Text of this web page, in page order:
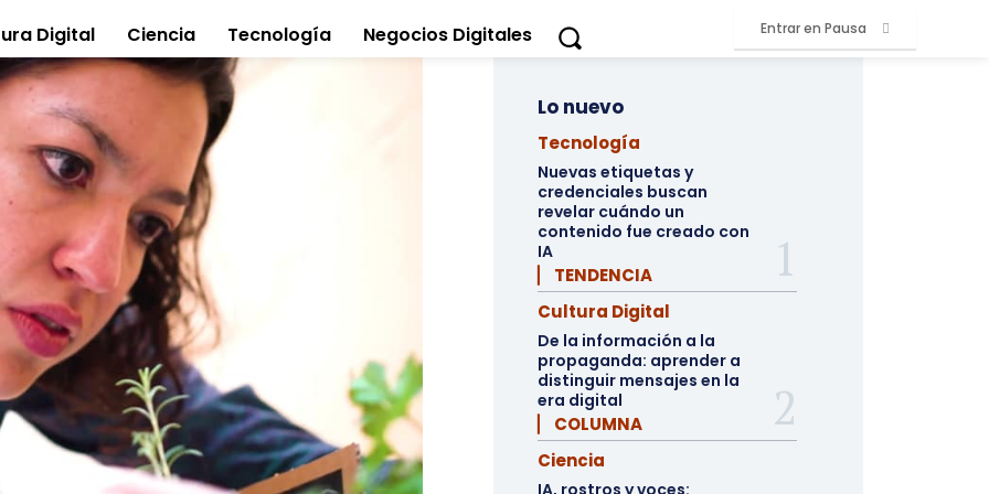
Digital Ciencia Tecnología Negocios Digitales Entrar en Pausa
Lo nuevo
Tecnología
Nuevas etiquetas y
credenciales buscan
revelar cuándo un
contenido fue creado con
IA
▏ TENDENCIA
Cultura Digital
De la información a la
propaganda: aprender a
distinguir mensajes en la
era digital
▏ COLUMNA
Ciencia
IA, rostros y voces: